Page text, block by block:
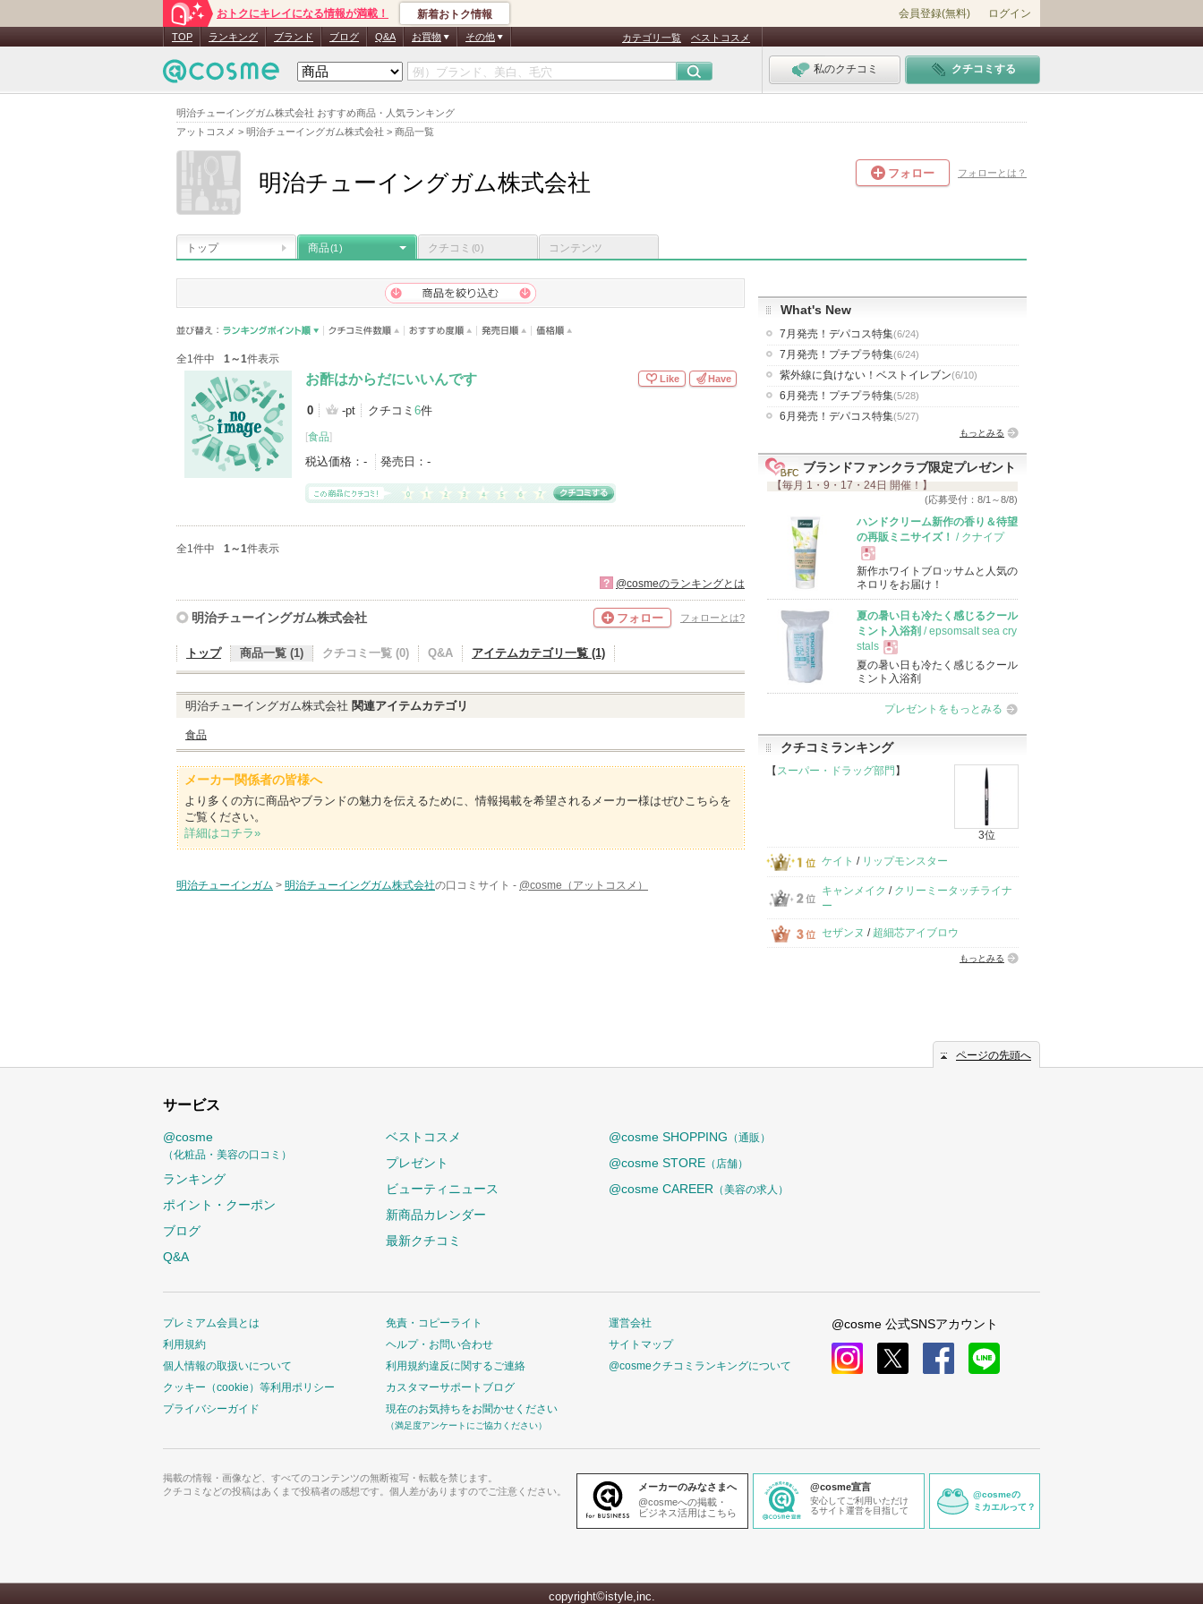
明治チューイングガム株式会社 おすすめ商品・人気ランキング
アットコスメ > 明治チューイングガム株式会社 > 商品一覧
おトクにキレイになる情報が満載！ 新着おトク情報 会員登録(無料) ログイン
TOP ランキング ブランド ブログ Q&A お買物 その他 カテゴリ一覧 ベストコスメ
私のクチコミ クチコミする
明治チューイングガム株式会社 フォロー フォローとは？
トップ 商品(1) クチコミ (0) コンテンツ
全1件中 1～1件表示
お酢はからだにいいんです
0 -pt クチコミ 6件
[食品]
税込価格： - 発売日： -
Like Have
全1件中 1～1件表示
? @cosmeのランキングとは
明治チューイングガム株式会社 フォロー フォローとは?
トップ 商品一覧 (1) クチコミ一覧 (0) Q&A アイテムカテゴリ一覧 (1)
明治チューイングガム株式会社 関連アイテムカテゴリ
食品
メーカー関係者の皆様へ
より多くの方に商品やブランドの魅力を伝えるために、情報掲載を希望されるメーカー様はぜひこちらを
ご覧ください。
詳細はコチラ»
明治チューインガム > 明治チューイングガム株式会社の口コミサイト - @cosme（アットコスメ）
What's New
7月発売！デパコス特集(6/24)
7月発売！プチプラ特集(6/24)
紫外線に負けない！ベストイレブン(6/10)
6月発売！プチプラ特集(5/28)
6月発売！デパコス特集(5/27)
もっとみる
ブランドファンクラブ限定プレゼント
【毎月 1・9・17・24日 開催！】
(応募受付：8/1～8/8)
ハンドクリーム新作の香り＆待望
の再販ミニサイズ！
/ クナイプ
現
品
新作ホワイトブロッサムと人気の
ネロリをお届け！
夏の暑い日も冷たく感じるクール
ミント入浴剤 / epsomsalt sea cry
stals
現
品
夏の暑い日も冷たく感じるクール
ミント入浴剤
プレゼントをもっとみる
クチコミランキング
【スーパー・ドラッグ部門】
3位
ケイト / リップモンスター
キャンメイク / クリーミータッチライナ
ー
セザンヌ / 超細芯アイブロウ
もっとみる
ページの先頭へ
サービス
@cosme
（化粧品・美容の口コミ）
ランキング
ポイント・クーポン
ブログ
Q&A
ベストコスメ
プレゼント
ビューティニュース
新商品カレンダー
最新クチコミ
@cosme SHOPPING （通販）
@cosme STORE （店舗）
@cosme CAREER （美容の求人）
プレミアム会員とは
利用規約
個人情報の取扱いについて
クッキー（cookie）等利用ポリシー
プライバシーガイド
免責・コピーライト
ヘルプ・お問い合わせ
利用規約違反に関するご連絡
カスタマーサポートブログ
現在のお気持ちをお聞かせください
（満足度アンケートにご協力ください）
運営会社
サイトマップ
@cosmeクチコミランキングについて
@cosme 公式SNSアカウント
掲載の情報・画像など、すべてのコンテンツの無断複写・転載を禁じます。
クチコミなどの投稿はあくまで投稿者の感想です。個人差がありますのでご注意ください。
メーカーのみなさまへ
@cosmeへの掲載・
ビジネス活用はこちら
@cosme宣言
安心してご利用いただけ
るサイト運営を目指して
@cosmeの
ミカエルって？
copyright©istyle,inc.